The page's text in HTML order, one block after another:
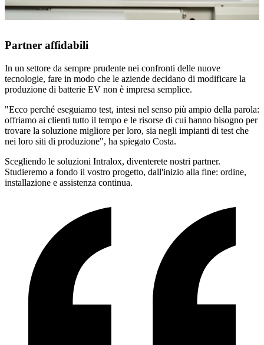
Partner affidabili
In un settore da sempre prudente nei confronti delle nuove
tecnologie, fare in modo che le aziende decidano di modificare la
produzione di batterie EV non è impresa semplice.
"Ecco perché eseguiamo test, intesi nel senso più ampio della parola:
offriamo ai clienti tutto il tempo e le risorse di cui hanno bisogno per
trovare la soluzione migliore per loro, sia negli impianti di test che
nei loro siti di produzione", ha spiegato Costa.
Scegliendo le soluzioni Intralox, diventerete nostri partner.
Studieremo a fondo il vostro progetto, dall'inizio alla fine: ordine,
installazione e assistenza continua.